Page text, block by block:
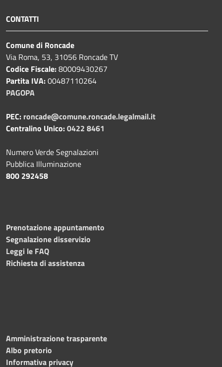
CONTATTI
Comune di Roncade
Via Roma, 53, 31056 Roncade TV
Codice Fiscale:80009430267
Partita IVA:00487110264
PAGOPA
PEC: roncade@comune.roncade.legalmail.it
Centralino Unico:0422 8461
Numero Verde Segnalazioni
Pubblica Illuminazione
800 292458
Prenotazione appuntamento
Segnalazione disservizio
Leggi le FAQ
Richiesta di assistenza
Amministrazione trasparente
Albo pretorio
Informativa privacy